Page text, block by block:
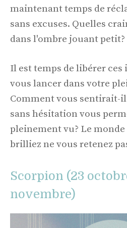
maintenant temps de
sans excuses. Quelles
dans l'ombre jouant petit?
Il est temps de libérer ces
vous lancer dans votre
Comment vous sentirait-il
sans hésitation vous
pleinement vu? Le
brilliez ne vous retenez
Scorpion (23
novembre)